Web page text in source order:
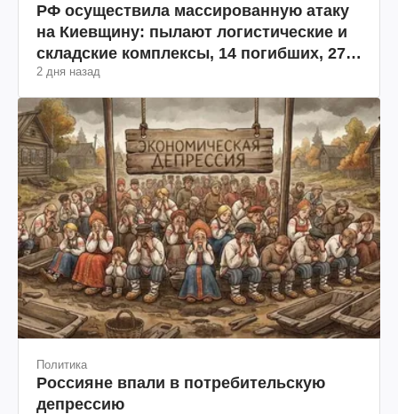
РФ осуществила массированную атаку
на Киевщину: пылают логистические и
складские комплексы, 14 погибших, 27
раненых (фото, видео)
2 дня назад
Политика
Россияне впали в потребительскую
депрессию